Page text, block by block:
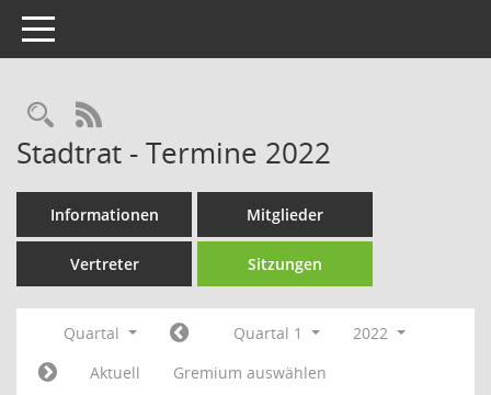
Toggle navigation
Rechercheauswahl
RSS-Feed
Stadtrat - Termine 2022
Informationen Mitglieder
Vertreter Sitzungen
Quartal Quartal 1
2022
Aktuell
Gremium auswählen